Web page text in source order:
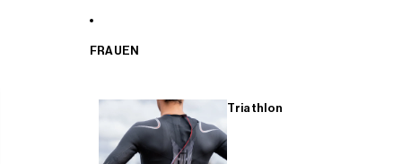
FRAUEN
Triathlon